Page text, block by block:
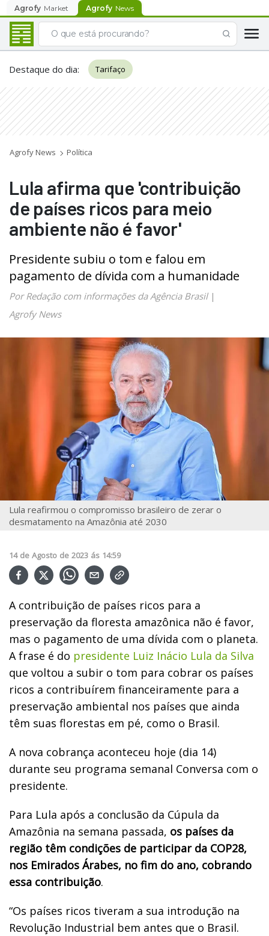
Agrofy Market Agrofy News
Destaque do dia: Tarifaço
Agrofy News Política
Lula afirma que 'contribuição
de países ricos para meio
ambiente não é favor'
Presidente subiu o tom e falou em
pagamento de dívida com a humanidade
Por Redação com informações da Agência Brasil|
Agrofy News
Lula reafirmou o compromisso brasileiro de zerar o
desmatamento na Amazônia até 2030
14 de Agosto de 2023 ás 14:59
A contribuição de países ricos para a
preservação da floresta amazônica não é favor,
mas o pagamento de uma dívida com o planeta.
A frase é do presidente Luiz Inácio Lula da Silva
que voltou a subir o tom para cobrar os países
ricos a contribuírem financeiramente para a
preservação ambiental nos países que ainda
têm suas florestas em pé, como o Brasil.
A nova cobrança aconteceu hoje (dia 14)
durante seu programa semanal Conversa com o
presidente.
Para Lula após a conclusão da Cúpula da
Amazônia na semana passada, os países da
região têm condições de participar da COP28,
nos Emirados Árabes, no fim do ano, cobrando
essa contribuição.
“Os países ricos tiveram a sua introdução na
Revolução Industrial bem antes que o Brasil.